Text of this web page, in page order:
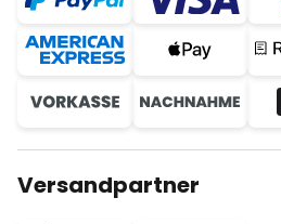
Versandpartner